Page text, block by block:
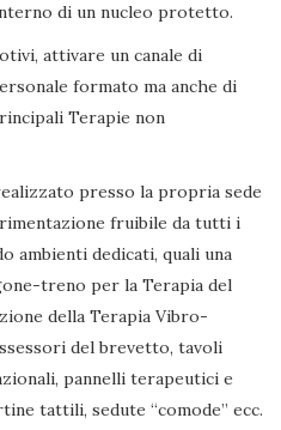
di un nucleo protetto.
attivare un canale di
formato ma anche di
Terapie non
presso la propria sede
fruibile da tutti i
ambienti dedicati, quali una
treno per la Terapia del
della Terapia Vibro-
del brevetto, tavoli
pannelli terapeutici e
tattili, sedute “comode” ecc.